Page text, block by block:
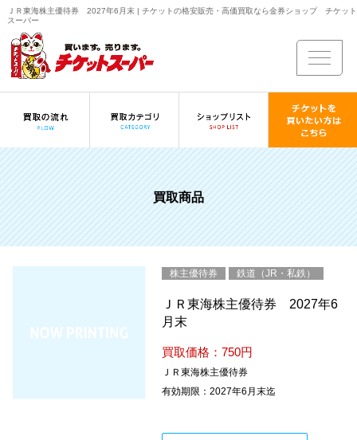
ＪＲ東海株主優待券 2027年6月末 | チケットの格安販売・高価買取なら金券ショップ チケット
スーパー
買取商品
株主優待券 鉄道（JR・私鉄）
ＪＲ東海株主優待券 2027年6
月末
買取価格：750円
ＪＲ東海株主優待券
有効期限：2027年6月末迄